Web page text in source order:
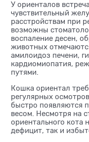
У ориенталов
чувствительный
расстройствам при
возможны
воспаление десен,
животных
амилоидоз печени,
кардиомиопатия,
путями.
Кошка ориентал
регулярных
быстро появляются
весом. Несмотря на
ориентального кота
дефицит, так и